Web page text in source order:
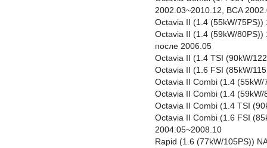
2002.03~2010.12, BCA
Octavia II (1.4 (55kW/
Octavia II (1.4 (59kW/80PS))
после 2006.05
Octavia II (1.4 TSI (90kW/
Octavia II (1.6 FSI (85kW/
Octavia II Combi (1.4
Octavia II Combi (1.4
Octavia II Combi (1.4 TSI
Octavia II Combi (1.6 FSI
2004.05~2008.10
Rapid (1.6 (77kW/105PS))